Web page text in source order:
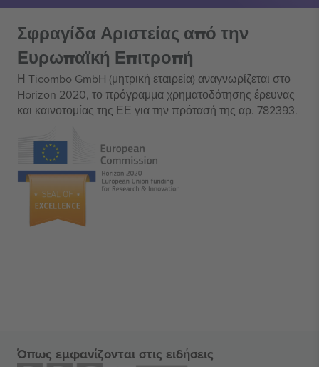
Σφραγίδα Αριστείας από την
Ευρωπαϊκή Επιτροπή
Η Ticombo GmbH (μητρική εταιρεία) αναγνωρίζεται στο
Horizon 2020, το πρόγραμμα χρηματοδότησης έρευνας
και καινοτομίας της ΕΕ για την πρότασή της αρ. 782393.
Όπως εμφανίζονται στις ειδήσεις